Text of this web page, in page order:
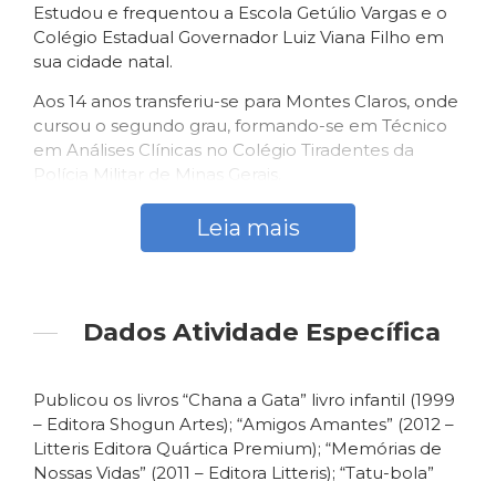
Estudou e frequentou a Escola Getúlio Vargas e o
Colégio Estadual Governador Luiz Viana Filho em
sua cidade natal.
Aos 14 anos transferiu-se para Montes Claros, onde
cursou o segundo grau, formando-se em Técnico
em Análises Clínicas no Colégio Tiradentes da
Polícia Militar de Minas Gerais.
Cursou Direito na Universidade Gama Filho, no Rio
de Janeiro, com pós-graduação em Direito Civil,
Pós-graduado em Direito Civil, Direito Processual
Perito Imobiliário e Grafotécnico.
Trabalhou no Banco Itaú por 11 anos.
Em 2019, como gestor cultural e em parceria com
Leia mais
Dados Atividade Específica
Publicou os livros “Chana a Gata” livro infantil (1999
– Editora Shogun Artes); “Amigos Amantes” (2012 –
Litteris Editora Quártica Premium); “Memórias de
Nossas Vidas” (2011 – Editora Litteris); “Tatu-bola”